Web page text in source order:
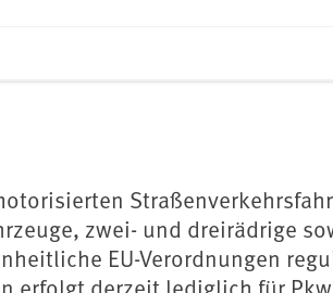
zwei- und dreirädrige
EU-Verordnungen